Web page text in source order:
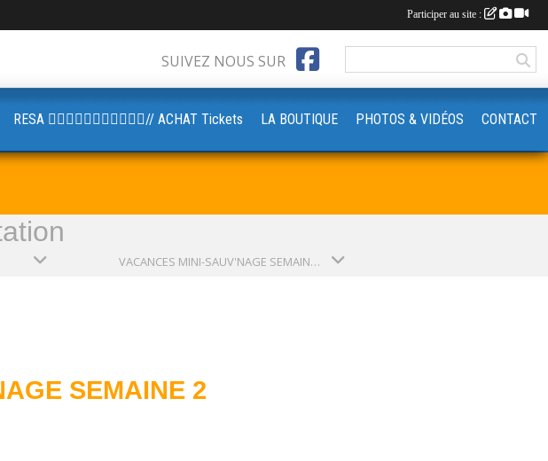
VACANCES MINI-SAUV'NAGE SEMAINE 2 (SAISON 2023-2024)
SEMAINE 2
SUIVEZ NOUS SUR
RESA 🏋🏼🤸🏻‍♂️🚴🏼‍♀️🧘🏼‍♀️// ACHAT Tickets LA BOUTIQUE PHOTOS & VIDÉOS CONTACT
Participer au site :